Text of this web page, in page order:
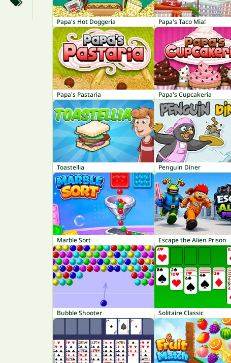
Papa's Hot Doggeria Papa's Taco Mia!
Papa's Pastaria Papa's Cupcakeria
Toastellia Penguin Diner
Marble Sort Escape the Alien Prison
Bubble Shooter Solitaire Classic